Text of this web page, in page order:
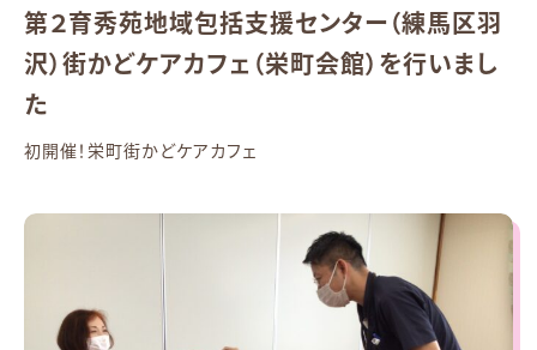
第２育秀苑地域包括支援センター（練馬区羽
沢）街かどケアカフェ（栄町会館）を行いまし
た
初開催！栄町街かどケアカフェ